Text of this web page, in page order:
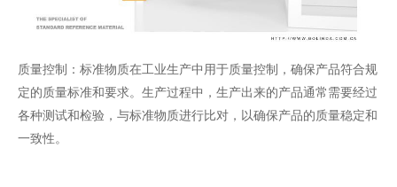
质量控制：标准物质在工业生产中用于质量控制，确保产品符合规
定的质量标准和要求。生产过程中，生产出来的产品通常需要经过
各种测试和检验，与标准物质进行比对，以确保产品的质量稳定和
一致性。